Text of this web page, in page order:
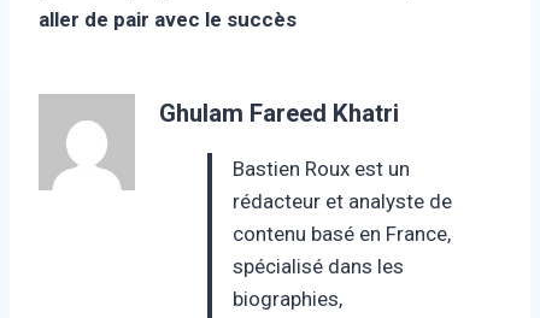
aller de pair avec le succès
Ghulam Fareed Khatri
Bastien Roux est un
rédacteur et analyste de
contenu basé en France,
spécialisé dans les
biographies,